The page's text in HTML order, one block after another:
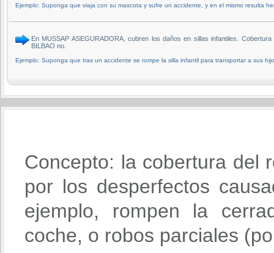
Ejemplo: Suponga que viaja con su mascota y sufre un accidente, y en el mismo resulta
En MUSSAP ASEGURADORA, cubren los daños en sillas infantiles.
BILBAO no.
Ejemplo: Suponga que tras un accidente se rompe la silla infantil para transportar a sus
Concepto: la cobertura del
por los desperfectos
ejemplo, rompen la
coche, o robos parciales